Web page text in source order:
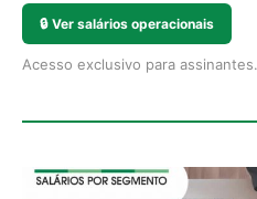
🔒 Ver salários operacionais
Acesso exclusivo para assinantes.